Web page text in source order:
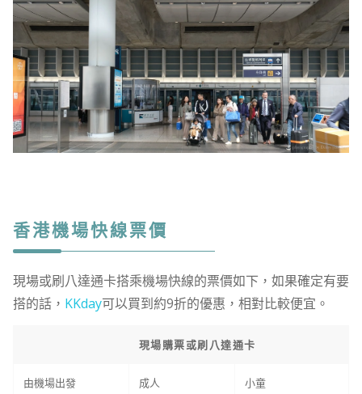
香港機場快線票價
現場或刷八達通卡搭乘機場快線的票價如下，如果確定有要
搭的話， KKday可以買到約9折的優惠，相對比較便宜。
現場購票或刷八達通卡
由機場出發 成人 小童